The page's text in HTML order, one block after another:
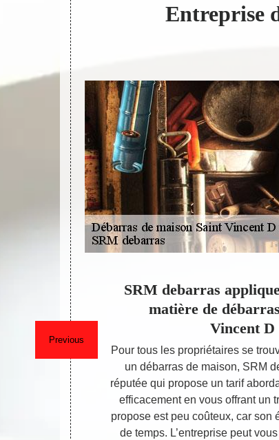
Entreprise
Previous
SRM debarras
matière de
Vincent D
Pour tous les propriétaires se
un débarras de maison, SRM
réputée qui propose un tarif
efficacement en vous offrant un
propose est peu coûteux, car son
de temps. L’entreprise peut